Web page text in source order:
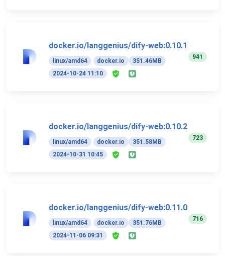
docker.io/langgenius/dify-web:0.10.1
linux/amd64 docker.io
351.46MB
2024-10-24 11:10
941
docker.io/langgenius/dify-web:0.10.2
linux/amd64 docker.io
351.58MB
2024-10-31 10:45
723
docker.io/langgenius/dify-web:0.11.0
linux/amd64 docker.io
351.76MB
2024-11-06 09:31
716